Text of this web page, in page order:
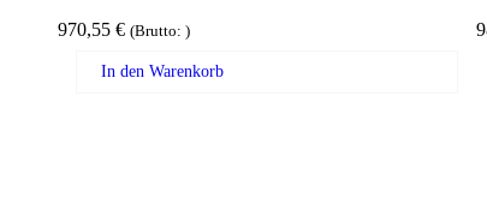
970,55 € (Brutto: )
In den Warenkorb